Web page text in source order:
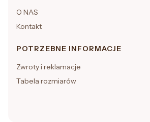
O NAS
Kontakt
POTRZEBNE INFORMACJE
Zwroty i reklamacje
Tabela rozmiarów